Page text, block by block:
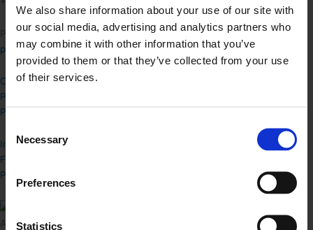
We also share information about your use of our site with
our social media, advertising and analytics partners who
may combine it with other information that you’ve
provided to them or that they’ve collected from your use
of their services.
Selection
Necessary
Preferences
Statistics
Presse henvendelser
press@arkistudio.dk
Om Arki Studio
Proces
Priser
Instagram
Facebook
Pinterest
Arki Studio